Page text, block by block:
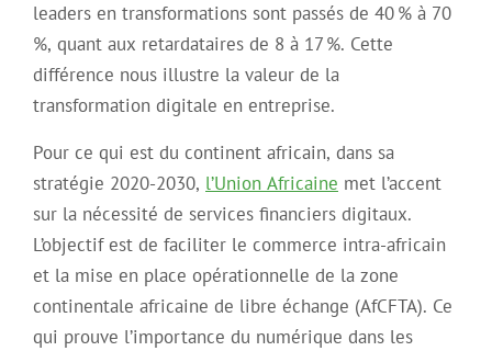
leaders en transformations sont passés de 40 % à 70
%, quant aux retardataires de 8 à 17 %. Cette
différence nous illustre la valeur de la
transformation digitale en entreprise.
Pour ce qui est du continent africain, dans sa
stratégie 2020-2030, l’Union Africaine met l’accent
sur la nécessité de services financiers digitaux.
L’objectif est de faciliter le commerce intra-africain
et la mise en place opérationnelle de la zone
continentale africaine de libre échange (AfCFTA). Ce
qui prouve l’importance du numérique dans les